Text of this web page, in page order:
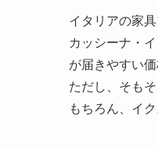
イタリアの家
カッシーナ・
が届きやすい価
ただし、そも
もちろん、イ